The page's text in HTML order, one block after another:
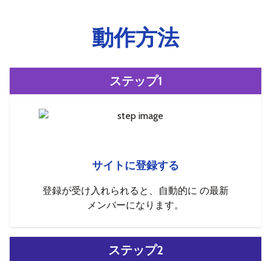
動作方法
ステップ1
サイトに登録する
登録が受け入れられると、自動的に の最新
メンバーになります。
ステップ2